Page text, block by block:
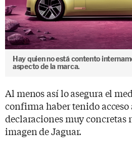
Hay quien no está contento
aspecto de la marca.
Al menos así lo asegura el
confirma haber tenido
declaraciones muy concretas
imagen de Jaguar.